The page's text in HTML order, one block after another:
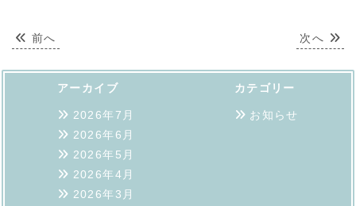
前へ 次へ
アーカイブ
2026年7月
2026年6月
2026年5月
2026年4月
2026年3月
カテゴリー
お知らせ